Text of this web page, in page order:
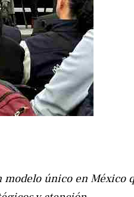
modelo único en México